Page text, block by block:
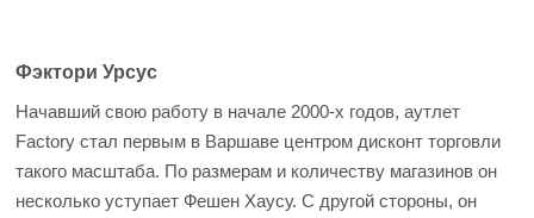
Фэктори Урсус
Начавший свою работу в начале 2000-х годов, аутлет
Factory стал первым в Варшаве центром дисконт торговли
такого масштаба. По размерам и количеству магазинов он
несколько уступает Фешен Хаусу. С другой стороны, он